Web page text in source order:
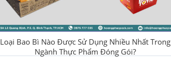
Loại Bao Bì Nào Được Sử Dụng Nhiều Nhất Trong
Ngành Thực Phẩm Đóng Gói?